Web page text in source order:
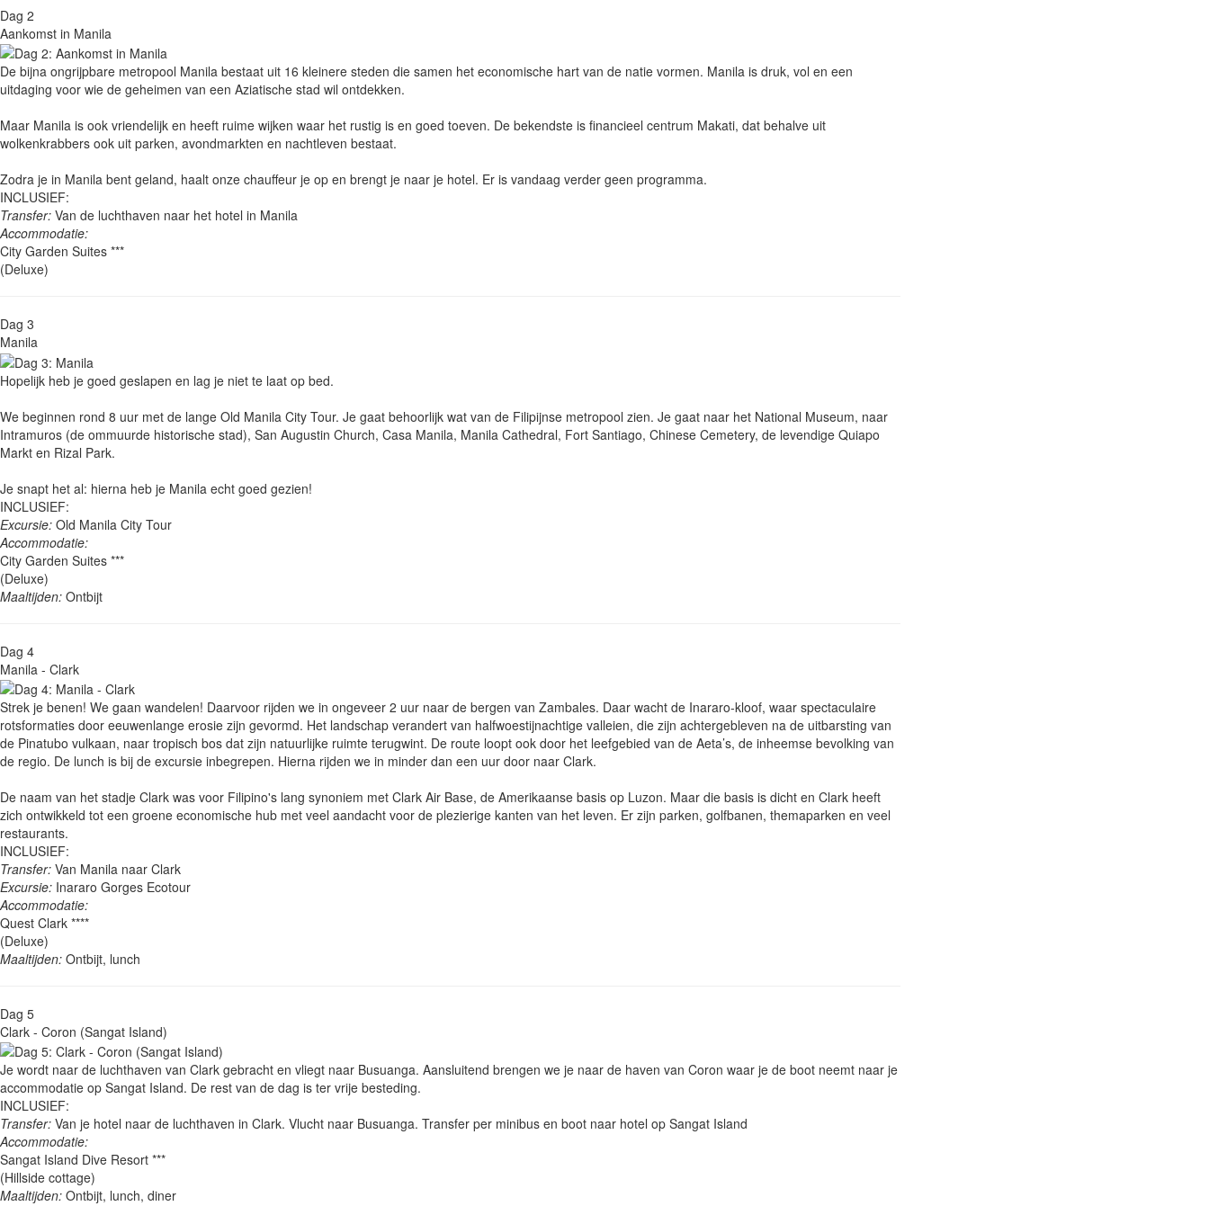
Dag 2
Aankomst in Manila
De bijna ongrijpbare metropool Manila bestaat uit 16 kleinere steden die samen het economische hart van de natie vormen. Manila is druk, vol en een
uitdaging voor wie de geheimen van een Aziatische stad wil ontdekken.
Maar Manila is ook vriendelijk en heeft ruime wijken waar het rustig is en goed toeven. De bekendste is financieel centrum Makati, dat behalve uit
wolkenkrabbers ook uit parken, avondmarkten en nachtleven bestaat.
Zodra je in Manila bent geland, haalt onze chauffeur je op en brengt je naar je hotel. Er is vandaag verder geen programma.
INCLUSIEF:
Transfer: Van de luchthaven naar het hotel in Manila
Accommodatie:
City Garden Suites ***
(Deluxe)
Dag 3
Manila
Hopelijk heb je goed geslapen en lag je niet te laat op bed.
We beginnen rond 8 uur met de lange Old Manila City Tour. Je gaat behoorlijk wat van de Filipijnse metropool zien. Je gaat naar het National Museum, naar
Intramuros (de ommuurde historische stad), San Augustin Church, Casa Manila, Manila Cathedral, Fort Santiago, Chinese Cemetery, de levendige Quiapo
Markt en Rizal Park.
Je snapt het al: hierna heb je Manila echt goed gezien!
INCLUSIEF:
Excursie: Old Manila City Tour
Accommodatie:
City Garden Suites ***
(Deluxe)
Maaltijden: Ontbijt
Dag 4
Manila - Clark
Strek je benen! We gaan wandelen! Daarvoor rijden we in ongeveer 2 uur naar de bergen van Zambales. Daar wacht de Inararo-kloof, waar spectaculaire
rotsformaties door eeuwenlange erosie zijn gevormd. Het landschap verandert van halfwoestijnachtige valleien, die zijn achtergebleven na de uitbarsting van
de Pinatubo vulkaan, naar tropisch bos dat zijn natuurlijke ruimte terugwint. De route loopt ook door het leefgebied van de Aeta’s, de inheemse bevolking van
de regio. De lunch is bij de excursie inbegrepen. Hierna rijden we in minder dan een uur door naar Clark.
De naam van het stadje Clark was voor Filipino's lang synoniem met Clark Air Base, de Amerikaanse basis op Luzon. Maar die basis is dicht en Clark heeft
zich ontwikkeld tot een groene economische hub met veel aandacht voor de plezierige kanten van het leven. Er zijn parken, golfbanen, themaparken en veel
restaurants.
INCLUSIEF:
Transfer: Van Manila naar Clark
Excursie: Inararo Gorges Ecotour
Accommodatie:
Quest Clark ****
(Deluxe)
Maaltijden: Ontbijt, lunch
Dag 5
Clark - Coron (Sangat Island)
Je wordt naar de luchthaven van Clark gebracht en vliegt naar Busuanga. Aansluitend brengen we je naar de haven van Coron waar je de boot neemt naar je
accommodatie op Sangat Island. De rest van de dag is ter vrije besteding.
INCLUSIEF:
Transfer: Van je hotel naar de luchthaven in Clark. Vlucht naar Busuanga. Transfer per minibus en boot naar hotel op Sangat Island
Accommodatie:
Sangat Island Dive Resort ***
(Hillside cottage)
Maaltijden: Ontbijt, lunch, diner